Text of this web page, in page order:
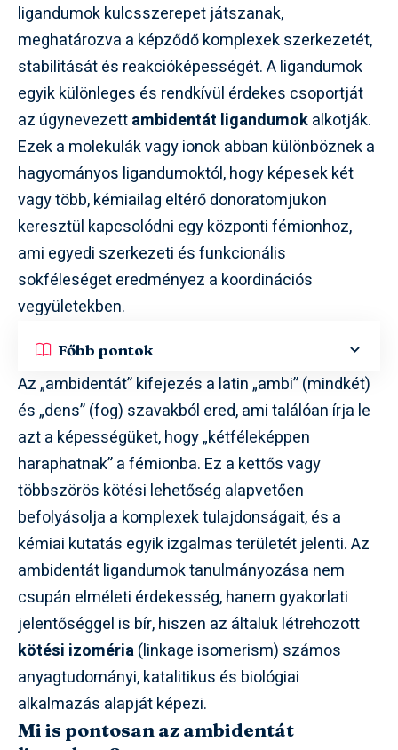
ligandumok kulcsszerepet játszanak,
meghatározva a képződő komplexek szerkezetét,
stabilitását és reakcióképességét. A ligandumok
egyik különleges és rendkívül érdekes csoportját
az úgynevezettambidentát ligandumokalkotják.
Ezek a molekulák vagy ionok abban különböznek a
hagyományos ligandumoktól, hogy képesek két
vagy több, kémiailag eltérő donoratomjukon
keresztül kapcsolódni egy központi fémionhoz,
ami egyedi szerkezeti és funkcionális
sokféleséget eredményez a koordinációs
vegyületekben.
Főbb pontok
Az „ambidentát” kifejezés a latin „ambi” (mindkét)
és „dens” (fog) szavakból ered, ami találóan írja le
azt a képességüket, hogy „kétféleképpen
haraphatnak” a fémionba. Ez a kettős vagy
többszörös kötési lehetőség alapvetően
befolyásolja a komplexek tulajdonságait, és a
kémiai kutatás egyik izgalmas területét jelenti. Az
ambidentát ligandumok tanulmányozása nem
csupán elméleti érdekesség, hanem gyakorlati
jelentőséggel is bír, hiszen az általuk létrehozott
kötési izoméria(linkage isomerism) számos
anyagtudományi, katalitikus és biológiai
alkalmazás alapját képezi.
Mi is pontosan az ambidentát